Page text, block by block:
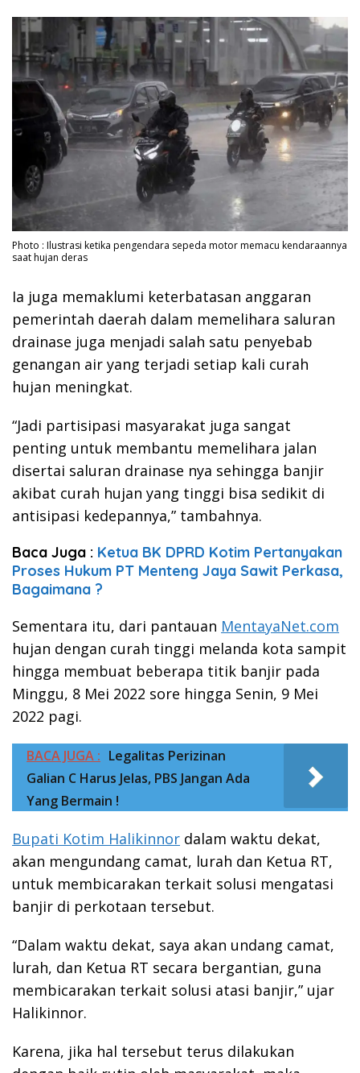
Photo : Ilustrasi ketika pengendara sepeda motor memacu kendaraannya
saat hujan deras
Ia juga memaklumi keterbatasan anggaran
pemerintah daerah dalam memelihara saluran
drainase juga menjadi salah satu penyebab
genangan air yang terjadi setiap kali curah
hujan meningkat.
“Jadi partisipasi masyarakat juga sangat
penting untuk membantu memelihara jalan
disertai saluran drainase nya sehingga banjir
akibat curah hujan yang tinggi bisa sedikit di
antisipasi kedepannya,” tambahnya.
Baca Juga : Ketua BK DPRD Kotim Pertanyakan
Proses Hukum PT Menteng Jaya Sawit Perkasa,
Bagaimana ?
Sementara itu, dari pantauan MentayaNet.com
hujan dengan curah tinggi melanda kota sampit
hingga membuat beberapa titik banjir pada
Minggu, 8 Mei 2022 sore hingga Senin, 9 Mei
2022 pagi.
BACA JUGA : Legalitas Perizinan
Galian C Harus Jelas, PBS Jangan Ada
Yang Bermain !
Bupati Kotim Halikinnor dalam waktu dekat,
akan mengundang camat, lurah dan Ketua RT,
untuk membicarakan terkait solusi mengatasi
banjir di perkotaan tersebut.
“Dalam waktu dekat, saya akan undang camat,
lurah, dan Ketua RT secara bergantian, guna
membicarakan terkait solusi atasi banjir,” ujar
Halikinnor.
Karena, jika hal tersebut terus dilakukan